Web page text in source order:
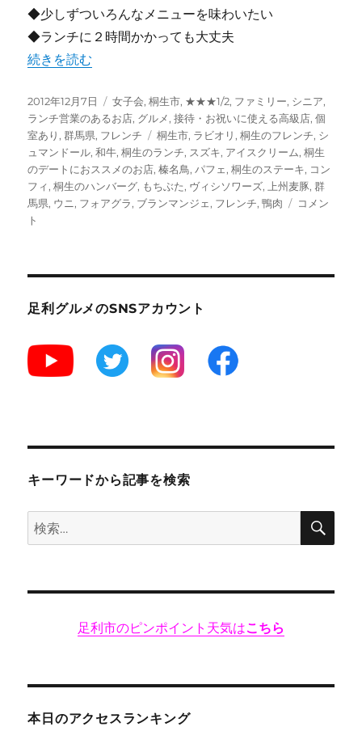
◆少しずついろんなメニューを味わいたい
◆ランチに２時間かかっても大丈夫
“【桐生】フレンチの超有名店 「シュマンドール」
続きを読む
投
稿
日:
2012年12月7日
カ
テ
ゴ
リ
ー
女子会,桐生市, ★★★1/2, ファミリー, シニア,
ランチ営業のあるお店, グルメ,接待・お祝いに使える高級店,個
室あり ,群馬県, フレンチ
タ
グ
桐生市, ラビオリ ,桐生のフレンチ, シ
ュマンドール,和牛,桐生のランチ, スズキ, アイスクリーム,桐生
のデートにおススメのお店,榛名鳥, パフェ,桐生のステーキ, コン
フィ,桐生のハンバーグ, もちぶた, ヴィシソワーズ, 上州麦豚,群
馬県, ウニ , フォアグラ, ブランマンジェ, フレンチ,鴨肉
【桐
店
コメン
ト
足利グルメのSNSアカウント
キーワードから記事を検索
検
索:
検
足利市のピンポイント天気はこちら
本日のアクセスランキング